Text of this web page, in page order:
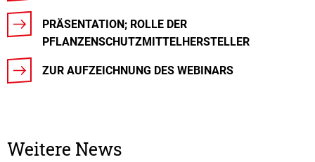
PRÄSENTATION; ROLLE DER
PFLANZENSCHUTZMITTELHERSTELLER
ZUR AUFZEICHNUNG DES WEBINARS
Weitere News